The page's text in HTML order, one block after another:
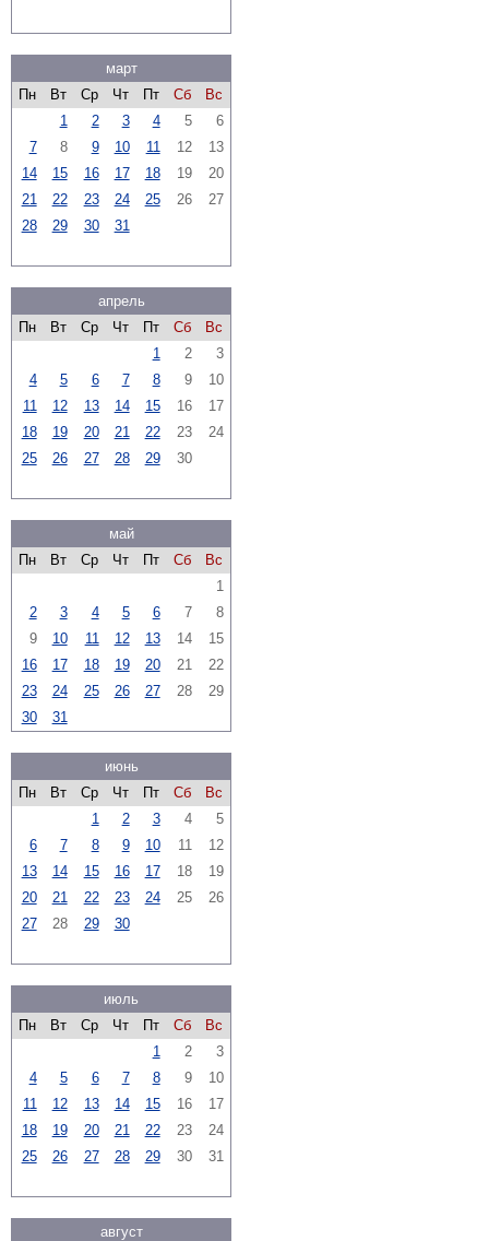
март
Пн
Вт Ср Чт Пт Сб
Вс
1
2 3 4 5
6
7
8 9 10 11 12
13
14
15 16 17 18 19
20
21
22 23 24 25 26
27
28
29 30 31
апрель
Пн
Вт Ср Чт Пт Сб
Вс
1
2
3
4
5 6 7 8 9
10
11
12 13 14 15 16
17
18
19 20 21 22 23
24
25
26 27 28 29 30
май
Пн
Вт Ср Чт Пт Сб
Вс
1
2
3 4 5 6 7
8
9
10 11 12 13 14
15
16
17 18 19 20 21
22
23
24 25 26 27 28
29
30
31
июнь
Пн
Вт Ср Чт Пт Сб
Вс
1
2 3 4
5
6
7 8 9 10 11
12
13
14 15 16 17 18
19
20
21 22 23 24 25
26
27
28 29 30
июль
Пн
Вт Ср Чт Пт Сб
Вс
1
2
3
4
5 6 7 8 9
10
11
12 13 14 15 16
17
18
19 20 21 22 23
24
25
26 27 28 29 30 31
август